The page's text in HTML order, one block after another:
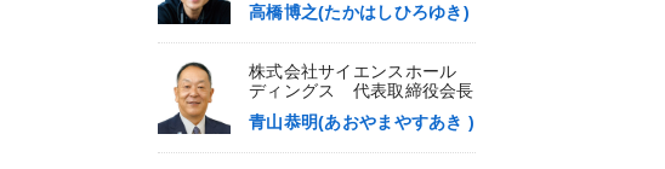
高橋博之(たかはしひろゆき)
株式会社サイエンスホール
ディングス 代表取締役会長
青山恭明(あおやまやすあき )